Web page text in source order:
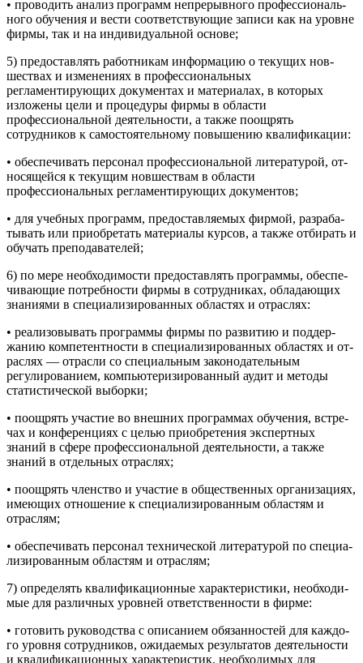
• проводить анализ программ непрерывного профессиональ­
ного обучения и вести соответствующие записи как на уровне
фирмы, так и на индивидуальной основе;
5) предоставлять работникам информацию о текущих нов­
шествах и изменениях в профессиональных
регламентирующих документах и материалах, в которых
изложены цели и процедуры фирмы в области
профессиональной деятельности, а также поощрять
сотрудников к самостоятельному повыше­нию квалификации:
• обеспечивать персонал профессиональной литературой, от­
носящейся к текущим новшествам в области
профессиональных регламентирующих документов;
• для учебных программ, предоставляемых фирмой, разраба­
тывать или приобретать материалы курсов, а также отбирать и
обучать преподавателей;
6) по мере необходимости предоставлять программы, обеспе­
чивающие потребности фирмы в сотрудниках, обладающих
зна­ниями в специализированных областях и отраслях:
• реализовывать программы фирмы по развитию и поддер­
жанию компетентности в специализированных областях и от­
раслях — отрасли со специальным законодательным
регулиро­ванием, компьютеризированный аудит и методы
статистичес­кой выборки;
• поощрять участие во внешних программах обучения, встре­
чах и конференциях с целью приобретения экспертных
знаний в сфере профессиональной деятельности, а также
знаний в отдель­ных отраслях;
• поощрять членство и участие в общественных организациях,
имеющих отношение к специализированным областям и
отраслям;
• обеспечивать персонал технической литературой по специа­
лизированным областям и отраслям;
7) определять квалификационные характеристики, необходи­
мые для различных уровней ответственности в фирме:
• готовить руководства с описанием обязанностей для каждо­
го уровня сотрудников, ожидаемых результатов деятельности
и квалификационных характеристик, необходимых для